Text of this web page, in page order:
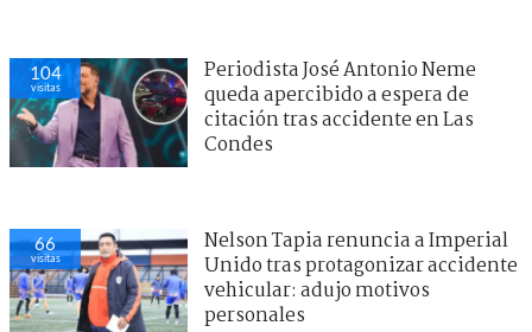
104
visitas
Periodista José Antonio Neme
queda apercibido a espera de
citación tras accidente en Las
Condes
66
visitas
Nelson Tapia renuncia a Imperial
Unido tras protagonizar accidente
vehicular: adujo motivos
personales